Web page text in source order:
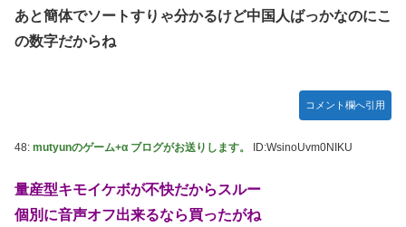
あと簡体でソートすりゃ分かるけど中国人ばっかなのにこ
の数字だからね
コメント欄へ引用
48: mutyunのゲーム+α ブログがお送りします。 ID:WsinoUvm0NIKU
量産型キモイケボが不快だからスルー
個別に音声オフ出来るなら買ったがね